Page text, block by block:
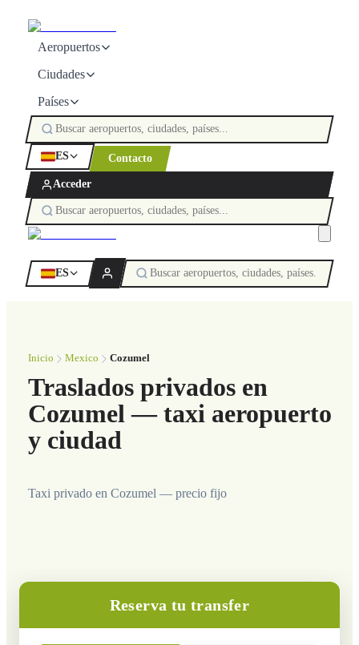
Aeropuertos
Ciudades
Países
ES Contacto
Acceder
ES
Inicio Mexico Cozumel
Traslados privados en
Cozumel — taxi aeropuerto
y ciudad
Taxi privado en Cozumel — precio fijo
Reserva tu transfer